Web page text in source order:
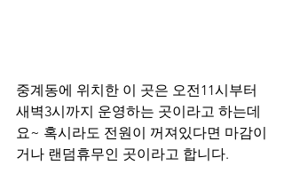
중계동에 위치한 이 곳은 오전11시부터
새벽3시까지 운영하는 곳이라고 하는데
요~ 혹시라도 전원이 꺼져있다면 마감이
거나 랜덤휴무인 곳이라고 합니다.